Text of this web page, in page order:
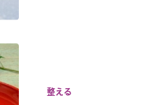
整える